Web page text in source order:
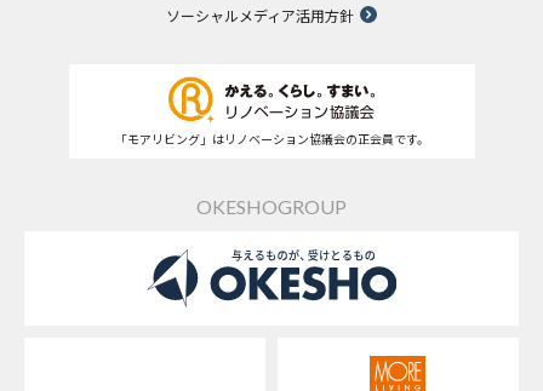
ソーシャルメディア活用方針
「モアリビング」はリノベーション協議会の正会員です。
OKESHOGROUP